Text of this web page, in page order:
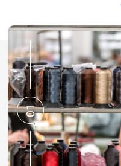
2025/11/11
11月11日は「くつしたの日」
2025/10/16
靴下のOEMって⁇
2025/08/20
事務所移転のお知らせ
01